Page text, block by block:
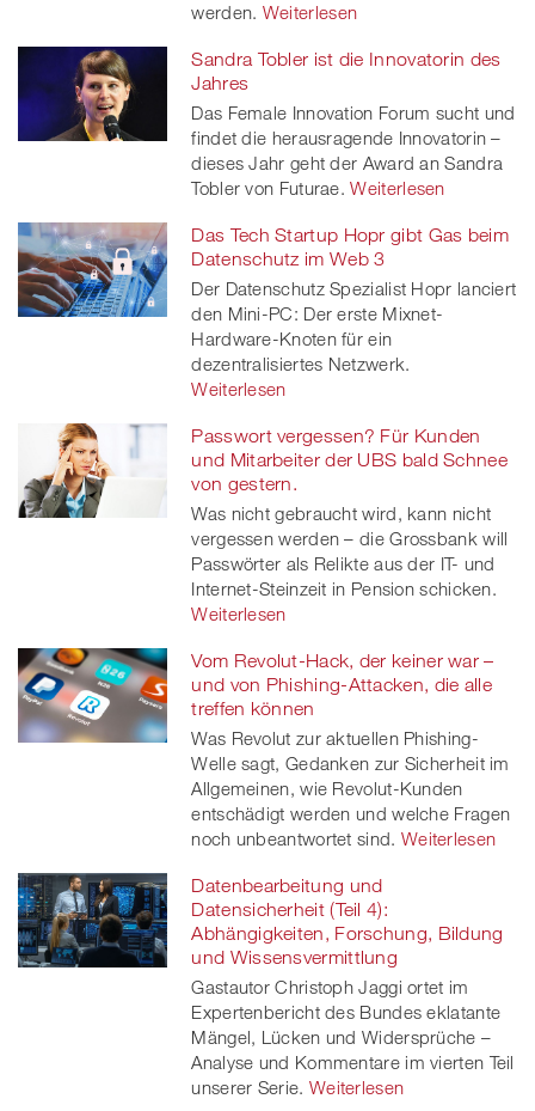
werden. Weiterlesen
Sandra Tobler ist die Innovatorin des
Jahres
Das Female Innovation Forum sucht und
findet die herausragende Innovatorin –
dieses Jahr geht der Award an Sandra
Tobler von Futurae. Weiterlesen
Das Tech Startup Hopr gibt Gas beim
Datenschutz im Web 3
Der Datenschutz Spezialist Hopr lanciert
den Mini-PC: Der erste Mixnet-
Hardware-Knoten für ein
dezentralisiertes Netzwerk.
Weiterlesen
Passwort vergessen? Für Kunden
und Mitarbeiter der UBS bald Schnee
von gestern.
Was nicht gebraucht wird, kann nicht
vergessen werden – die Grossbank will
Passwörter als Relikte aus der IT- und
Internet-Steinzeit in Pension schicken.
Weiterlesen
Vom Revolut-Hack, der keiner war –
und von Phishing-Attacken, die alle
treffen können
Was Revolut zur aktuellen Phishing-
Welle sagt, Gedanken zur Sicherheit im
Allgemeinen, wie Revolut-Kunden
entschädigt werden und welche Fragen
noch unbeantwortet sind. Weiterlesen
Datenbearbeitung und
Datensicherheit (Teil 4):
Abhängigkeiten, Forschung, Bildung
und Wissensvermittlung
Gastautor Christoph Jaggi ortet im
Expertenbericht des Bundes eklatante
Mängel, Lücken und Widersprüche –
Analyse und Kommentare im vierten Teil
unserer Serie. Weiterlesen